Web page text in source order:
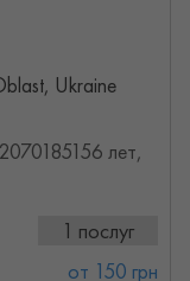
Ukraine
лет,
1 послуг
от 150 грн